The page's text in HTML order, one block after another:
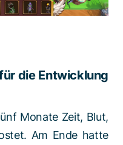
die Entwicklung
Monate Zeit, Blut,
Am Ende hatte